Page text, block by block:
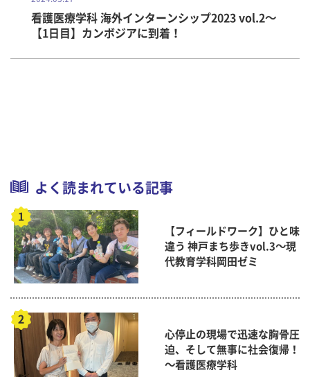
看護医療学科 海外インターンシップ2023 vol.2～
【1日目】カンボジアに到着！
よく読まれている記事
【フィールドワーク】ひと味
違う 神戸まち歩きvol.3～現
代教育学科岡田ゼミ
心停止の現場で迅速な胸骨圧
迫、そして無事に社会復帰！
～看護医療学科